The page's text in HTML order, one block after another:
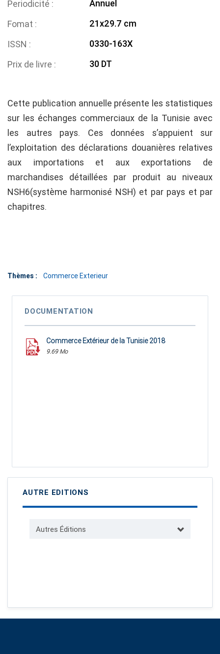
Periodicité
Annuel
Fomat
21x29.7 cm
ISSN
0330-163X
Prix de livre
30 DT
Cette publication annuelle présente les statistiques
sur les échanges commerciaux de la Tunisie avec
les autres pays. Ces données s’appuient sur
l’exploitation des déclarations douanières relatives
aux importations et aux exportations de
marchandises détaillées par produit au niveaux
NSH6(système harmonisé NSH) et par pays et par
chapitres.
Thèmes : Commerce Exterieur
DOCUMENTATION
Commerce Extérieur de la Tunisie 2018
9.69 Mo
AUTRE EDITIONS
Autres Éditions